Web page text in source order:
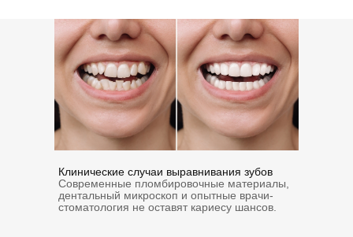
Клинические случаи выравнивания зубов
Современные пломбировочные материалы,
дентальный микроскоп и опытные врачи-
стоматология не оставят кариесу шансов.